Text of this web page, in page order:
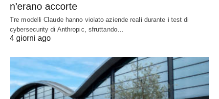
n’erano accorte
Tre modelli Claude hanno violato aziende reali durante i test di
cybersecurity di Anthropic, sfruttando…
4 giorni ago